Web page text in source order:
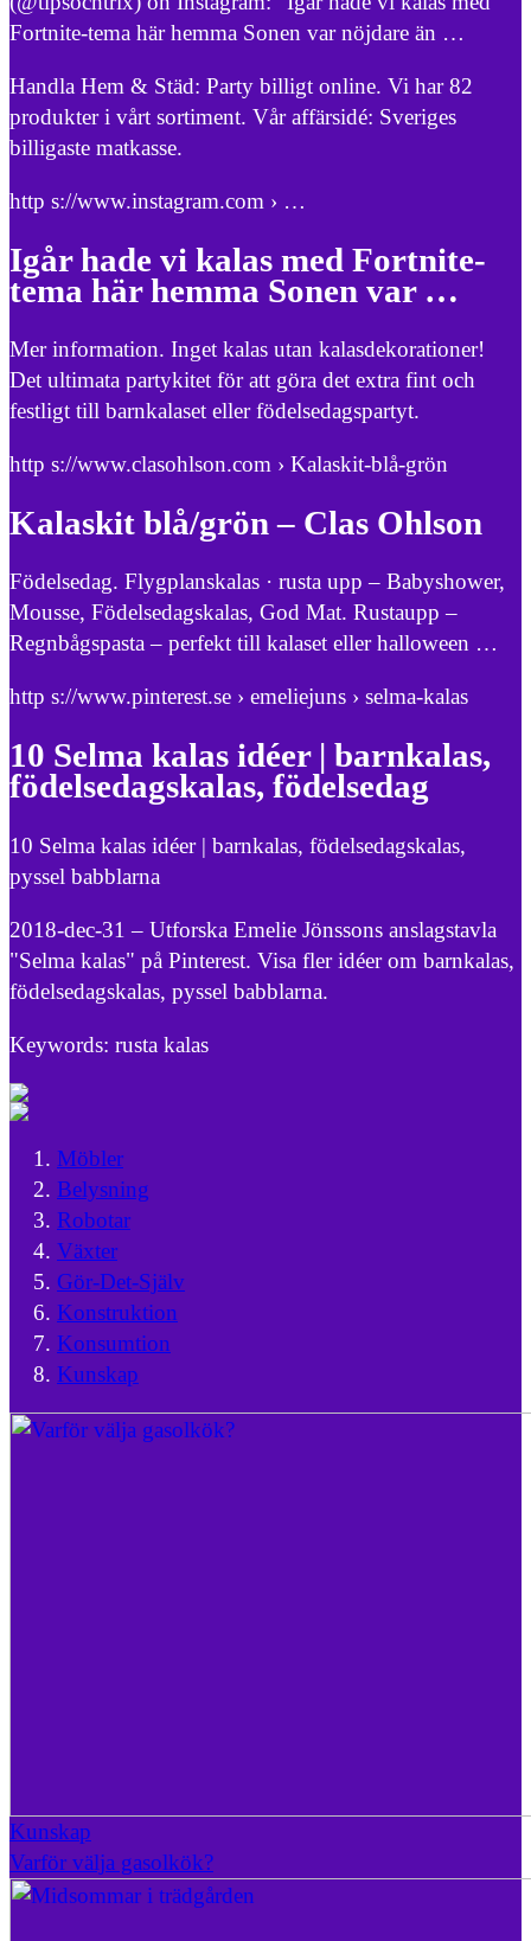
Fortnite-tema här hemma Sonen var nöjdare än …
Handla Hem & Städ: Party billigt online. Vi har 82
produkter i vårt sortiment. Vår affärsidé: Sveriges
billigaste matkasse.
http s://www.instagram.com › …
Igår hade vi kalas med Fortnite-
tema här hemma Sonen var …
Mer information. Inget kalas utan kalasdekorationer!
Det ultimata partykitet för att göra det extra fint och
festligt till barnkalaset eller födelsedagspartyt.
http s://www.clasohlson.com › Kalaskit-blå-grön
Kalaskit blå/grön – Clas Ohlson
Födelsedag. Flygplanskalas · rusta upp – Babyshower,
Mousse, Födelsedagskalas, God Mat. Rustaupp –
Regnbågspasta – perfekt till kalaset eller halloween …
http s://www.pinterest.se › emeliejuns › selma-kalas
10 Selma kalas idéer | barnkalas,
födelsedagskalas, födelsedag
10 Selma kalas idéer | barnkalas, födelsedagskalas,
pyssel babblarna
2018-dec-31 – Utforska Emelie Jönssons anslagstavla
"Selma kalas" på Pinterest. Visa fler idéer om barnkalas,
födelsedagskalas, pyssel babblarna.
Keywords: rusta kalas
Möbler
Belysning
Robotar
Växter
Gör-Det-Själv
Konstruktion
Konsumtion
Kunskap
Kunskap
Varför välja gasolkök?